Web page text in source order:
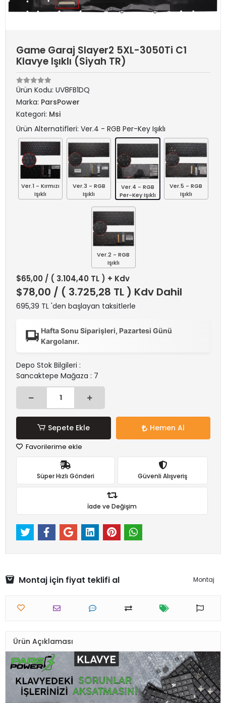
Game Garaj Slayer2 5XL-3050Ti C1
Klavye Işıklı (Siyah TR)
Ürün Kodu: UV8FB1DQ
Marka: ParsPower
Kategori: Msi
Ürün Alternatifleri: Ver.4 - RGB Per-Key Işıklı
Ver.1 - Kırmızı
Işıklı
Ver.3 - RGB
Işıklı
Ver.4 - RGB
Per-Key Işıklı
Ver.5 - RGB
Işıklı
Ver.2 - RGB
Işıklı
$65,00 / ( 3.104,40 TL ) + Kdv
$78,00 / ( 3.725,28 TL ) Kdv Dahil
695,39 TL 'den başlayan taksitlerle
Hafta Sonu Siparişleri, Pazartesi Günü
Kargolanır.
Depo Stok Bilgileri :
Sancaktepe Mağaza : 7
Sepete Ekle Hemen Al
Favorilerime ekle
Süper Hızlı Gönderi Güvenli Alışveriş
İade ve Değişim
Montaj için fiyat teklifi al Montaj
Ürün Açıklaması